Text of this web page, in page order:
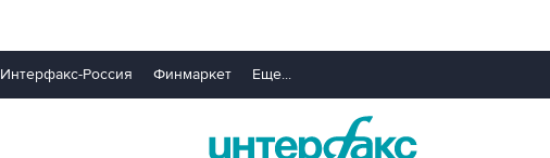
Интерфакс-Россия Финмаркет Еще...